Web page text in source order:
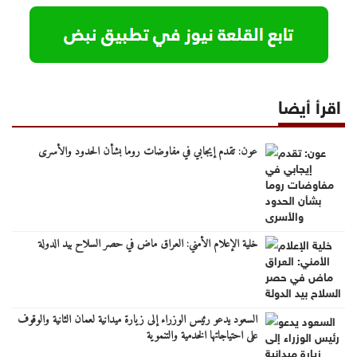
اقرأ أيضا
عون: تقدم إيجابي في مفاوضات روما بشأن الحدود والأسرى
خلية الإعلام الأمني: العراق ماض في حصر السلاح بيد الدولة
السعود يدعو رئيس الوزراء إلى زيارة ميدانية لعمان الثانية والوقوف
على احتياجاتها الخدمية والتنموية